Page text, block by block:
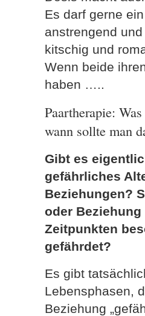
Es darf gerne
anstrengend
kitschig und
Wenn beide
haben …..
Paartherapie:
wann sollte man
Gibt es
gefährliches
Beziehungen?
oder Beziehung
Zeitpunkten
gefährdet?
Es gibt
Lebensphasen,
Beziehung